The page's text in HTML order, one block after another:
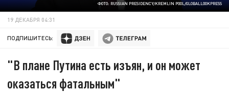
ФОТО: RUSSIAN PRESIDENCY/KREMLIN POOL/GLOBALLOOKPRESS
19 ДЕКАБРЯ 04:31
ПОДПИШИТЕСЬ:
"В плане Путина есть изъян, и он может
оказаться фатальным"